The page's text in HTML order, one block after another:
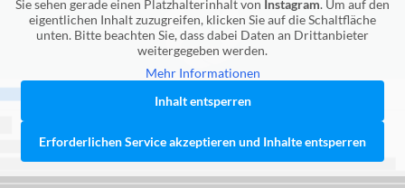
Sie sehen gerade einen Platzhalterinhalt von Instagram. Um auf den
eigentlichen Inhalt zuzugreifen, klicken Sie auf die Schaltfläche
unten. Bitte beachten Sie, dass dabei Daten an Drittanbieter
weitergegeben werden.
Mehr Informationen
Inhalt entsperren
Erforderlichen Service akzeptieren und Inhalte entsperren